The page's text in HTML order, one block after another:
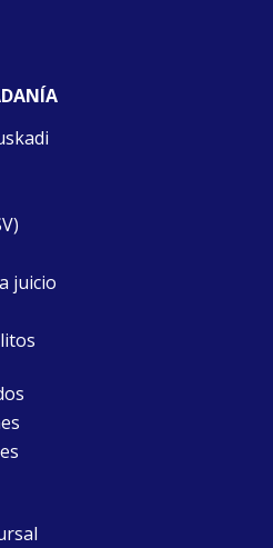
juicio